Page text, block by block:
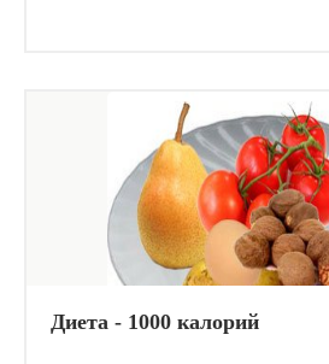
Диета - 1000 калорий